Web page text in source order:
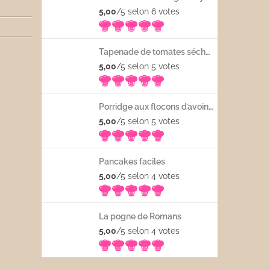
5,00/5 selon 6 votes
Tapenade de tomates séchées
5,00/5 selon 5 votes
Porridge aux flocons d’avoine avec les fruits frais
5,00/5 selon 5 votes
Pancakes faciles
5,00/5 selon 4 votes
La pogne de Romans
5,00/5 selon 4 votes